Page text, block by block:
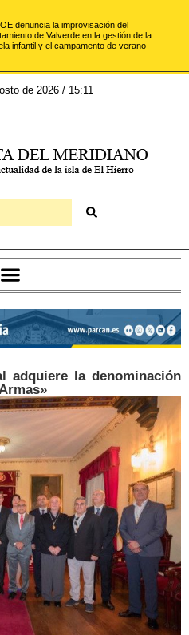
denuncia la improvisación del
de Valverde en la gestión de la
infantil y el campamento de verano
de 2026 / 15:11
adquiere la denominación